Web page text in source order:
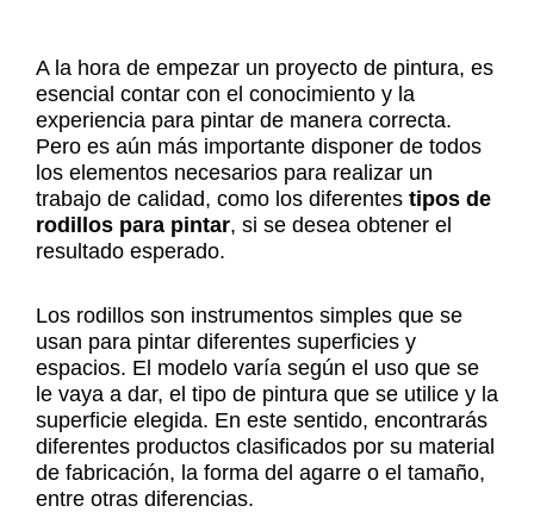
A la hora de empezar un proyecto de pintura, es
esencial contar con el conocimiento y la
experiencia para pintar de manera correcta.
Pero es aún más importante disponer de todos
los elementos necesarios para realizar un
trabajo de calidad, como los diferentes tipos de
rodillos para pintar, si se desea obtener el
resultado esperado.
Los rodillos son instrumentos simples que se
usan para pintar diferentes superficies y
espacios. El modelo varía según el uso que se
le vaya a dar, el tipo de pintura que se utilice y la
superficie elegida. En este sentido, encontrarás
diferentes productos clasificados por su material
de fabricación, la forma del agarre o el tamaño,
entre otras diferencias.